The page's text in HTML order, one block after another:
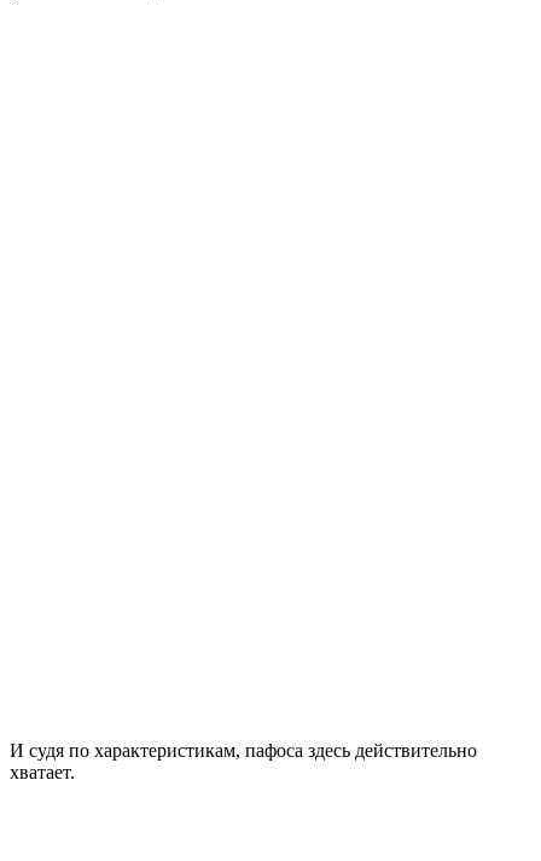
И судя по характеристикам, пафоса здесь действительно
хватает.